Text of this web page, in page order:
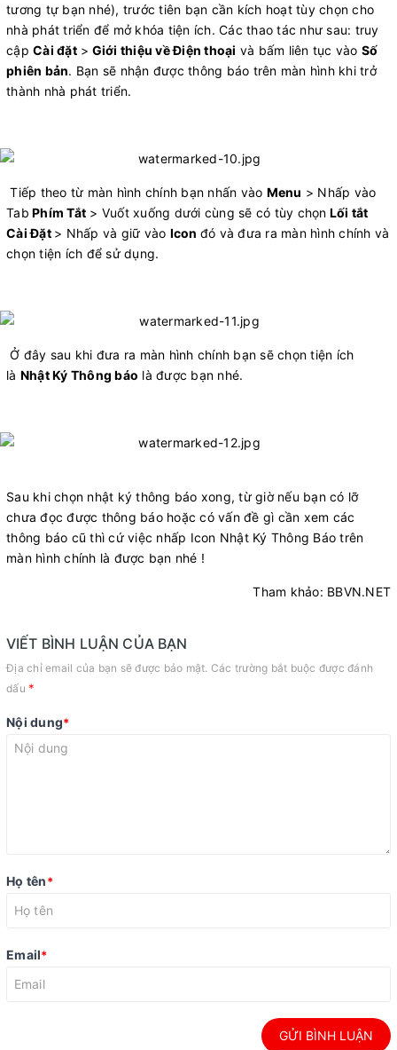
tương tự bạn nhé), trước tiên bạn cần kích hoạt tùy chọn cho
nhà phát triển để mở khóa tiện ích. Các thao tác như sau: truy
cập Cài đặt> Giới thiệu về Điện thoại và bấm liên tục vào Số
phiên bản. Bạn sẽ nhận được thông báo trên màn hình khi trở
thành nhà phát triển.
​Tiếp theo từ màn hình chính bạn nhấn vào Menu > Nhấp vào
Tab Phím Tắt > Vuốt xuống dưới cùng sẽ có tùy chọn Lối tắt
Cài Đặt > Nhấp và giữ vào Icon đó và đưa ra màn hình chính và
chọn tiện ích để sử dụng.
​Ở đây sau khi đưa ra màn hình chính bạn sẽ chọn tiện ích
là Nhật Ký Thông báo là được bạn nhé.
Sau khi chọn nhật ký thông báo xong, từ giờ nếu bạn có lỡ
chưa đọc được thông báo hoặc có vấn đề gì cần xem các
thông báo cũ thì cứ việc nhấp Icon Nhật Ký Thông Báo trên
màn hình chính là được bạn nhé !
Tham khảo: BBVN.NET
VIẾT BÌNH LUẬN CỦA BẠN
Địa chỉ email của bạn sẽ được bảo mật. Các trường bắt buộc được đánh
dấu *
Nội dung*
Họ tên*
Email*
GỬI BÌNH LUẬN